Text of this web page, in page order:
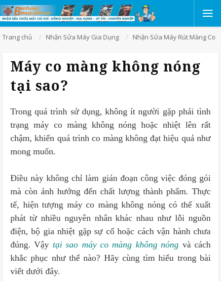
Trang chủ Nhận Sửa Máy Gia Dụng Nhận Sửa Máy Rút Màng Co
Máy co màng không nóng
tại sao?
Trong quá trình sử dụng, không ít người gặp phải tình
trạng máy co màng không nóng hoặc nhiệt lên rất
chậm, khiến quá trình co màng không đạt hiệu quả như
mong muốn.
Điều này không chỉ làm gián đoạn công việc đóng gói
mà còn ảnh hưởng đến chất lượng thành phẩm. Thực
tế, hiện tượng máy co màng không nóng có thể xuất
phát từ nhiều nguyên nhân khác nhau như lỗi nguồn
điện, bộ gia nhiệt gặp sự cố hoặc cách vận hành chưa
đúng. Vậy tại sao máy co màng không nóng và cách
khắc phục như thế nào? Hãy cùng tìm hiểu trong bài
viết dưới đây.